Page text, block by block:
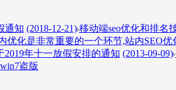
通知 (2018-12-21) 移动端seo优化和排名
优化是非常重要的一个环节,站内SEO优
2019年十一放假安排的通知 (2013-09-09)
盗版